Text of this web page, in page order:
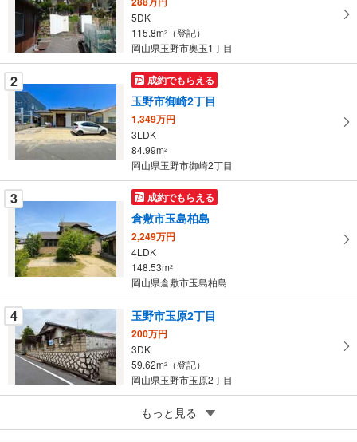
取
る
・
条
件
を
マ
イ
ペ
ジ
に
保
存
す
る
5DK
115.8m2
（登記）
岡山県玉野市奥玉1丁目
2 成約でもらえる
玉野市御崎2丁目
1,349万円
3LDK
84.99m2
岡山県玉野市御崎2丁目
3 成約でもらえる
倉敷市玉島柏島
2,249万円
4LDK
148.53m2
岡山県倉敷市玉島柏島
4 玉野市玉原2丁目
200万円
3DK
59.62m2
（登記）
岡山県玉野市玉原2丁目
成約でもらえる
岡山市北区平野
もっと見る